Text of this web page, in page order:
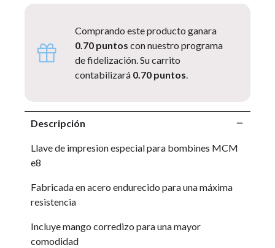
Comprando este producto ganara
0.70 puntos con nuestro programa
de fidelización. Su carrito
contabilizará 0.70 puntos.
Descripción
Llave de impresion especial para bombines MCM
e8
Fabricada en acero endurecido para una máxima
resistencia
Incluye mango corredizo para una mayor
comodidad